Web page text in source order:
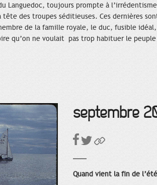
Languedoc, toujours prompte à
des troupes séditieuses. Ces dernières
de la famille royale, le duc, fusible
qu’on ne voulait pas trop habituer le
septembre
Quand vient la fin de l’été